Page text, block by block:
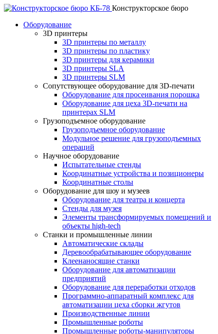
Конструкторское бюро
Оборудование
3D принтеры
3D принтеры по металлу
3D принтеры по пластику
3D принтеры для керамики
3D принтеры SLA
3D принтеры SLM
Сопутствующее оборудование для 3D-печати
Оборудование для просеивания порошка
Оборудование для цеха 3D-печати на
принтерах SLM
Грузоподъемное оборудование
Грузоподъемное оборудование
Модульное решение для грузоподъемных
операций
Научное оборудование
Испытательные стенды
Координатные устройства и позиционеры
Координатные столы
Оборудование для шоу и музеев
Оборудование для театра и концерта
Стенды для музея
Элементы трансформируемых помещений и
объекты high-tech
Станки и промышленные линии
Автоматические склады
Деревообрабатывающее оборудование
Клеенаносящие станки
Оборудование для автоматизации
предприятий
Оборудование для переработки отходов
Программно-аппаратный комплекс для
автоматизации цеха сборки жгутов
Производственные линии
Промышленные роботы
Промышленные роботы-манипуляторы